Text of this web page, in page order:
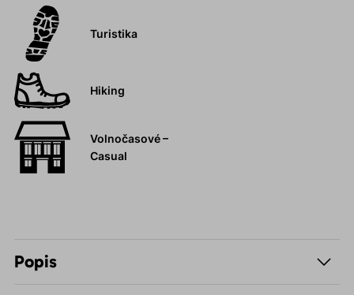
Turistika
Hiking
Volnočasové –
Casual
Popis